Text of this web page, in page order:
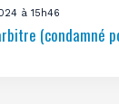
à 15h46
(condamné